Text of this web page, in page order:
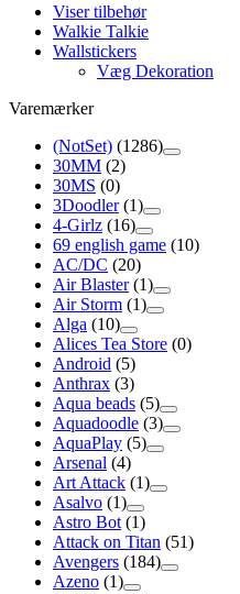
Viser tilbehør
Walkie Talkie
Wallstickers
Væg Dekoration
Varemærker
(NotSet) (1286)
30MM (2)
30MS (0)
3Doodler (1)
4-Girlz (16)
69 english game (10)
AC/DC (20)
Air Blaster (1)
Air Storm (1)
Alga (10)
Alices Tea Store (0)
Android (5)
Anthrax (3)
Aqua beads (5)
Aquadoodle (3)
AquaPlay (5)
Arsenal (4)
Art Attack (1)
Asalvo (1)
Astro Bot (1)
Attack on Titan (51)
Avengers (184)
Azeno (1)